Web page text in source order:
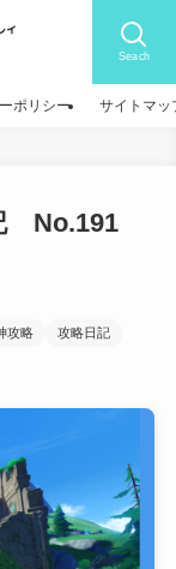
Seach
ポリシー サイトマッ
No.191
攻略 攻略日記